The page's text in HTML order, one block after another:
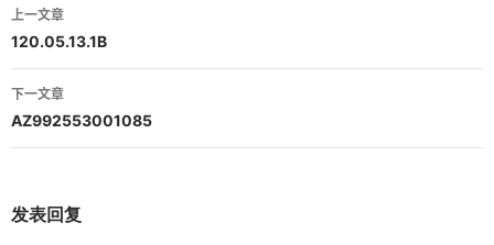
文
章
导
航
上一文章
120.05.13.1B
下一文章
AZ992553001085
发表回复